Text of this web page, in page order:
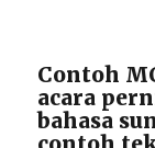
Contoh
acara
bahasa